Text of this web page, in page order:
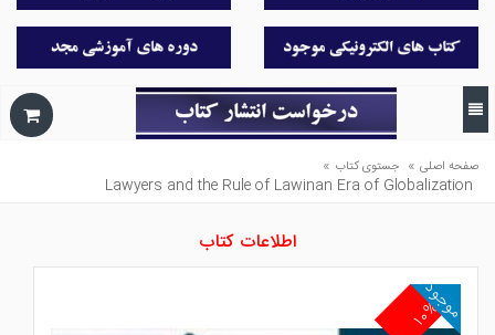
صفحه اصلی » جستوی کتاب »
Lawyers and the Rule of Lawinan Era of Globalization
اطلاعات کتاب
۱۰%
موجود